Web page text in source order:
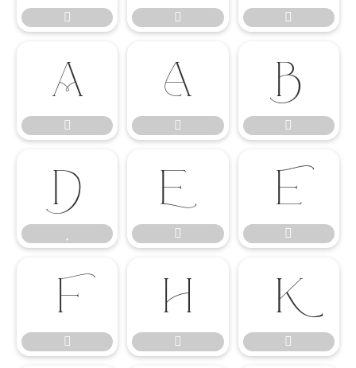
  






 








